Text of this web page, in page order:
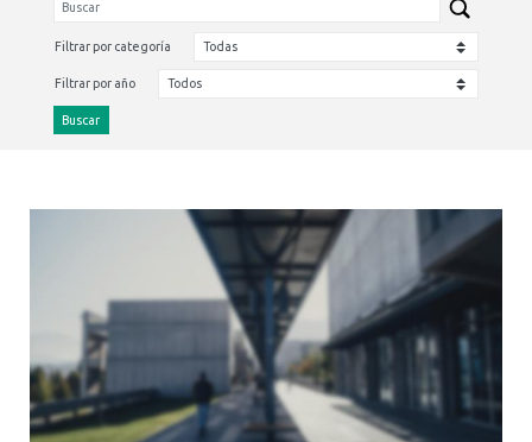
Filtrar por categoría
Filtrar por año
Buscar